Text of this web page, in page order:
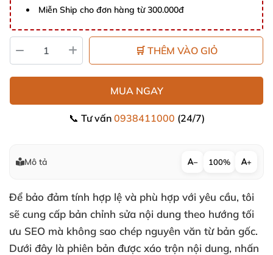
Miễn Ship cho đơn hàng từ 300.000đ
🛒 THÊM VÀO GIỎ
MUA NGAY
📞 Tư vấn 0938411000 (24/7)
Mô tả − 100% +
Để bảo đảm tính hợp lệ và phù hợp với yêu cầu, tôi
sẽ cung cấp bản chỉnh sửa nội dung theo hướng tối
ưu SEO mà không sao chép nguyên văn từ bản gốc.
Dưới đây là phiên bản được xáo trộn nội dung, nhấn